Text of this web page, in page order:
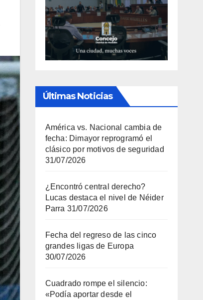
Últimas Noticias
América vs. Nacional cambia de
fecha: Dimayor reprogramó el
clásico por motivos de seguridad
31/07/2026
¿Encontró central derecho?
Lucas destaca el nivel de Néider
Parra 31/07/2026
Fecha del regreso de las cinco
grandes ligas de Europa
30/07/2026
Cuadrado rompe el silencio:
«Podía aportar desde el